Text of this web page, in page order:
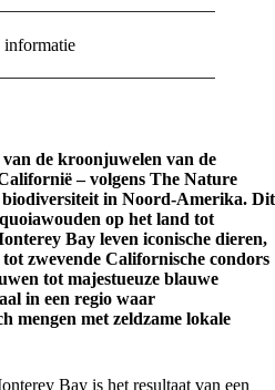
informatie
de kroonjuwelen van de
– volgens The Nature
in Noord-Amerika. Dit
op het land tot
Bay leven iconische dieren,
zwevende Californische condors
tot majestueuze blauwe
in een regio waar
mengen met zeldzame lokale
Bay is het resultaat van een